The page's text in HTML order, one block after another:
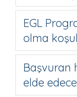
EGL
olma
Başvuran
elde